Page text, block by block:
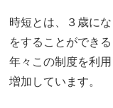
時短とは、３歳に
をすることができる
年々この制度を利
増加しています。